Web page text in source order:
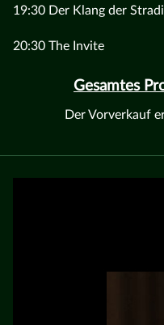
19:30 Der Klang der
20:30 The Invite
Gesamtes
Der Vorverkauf